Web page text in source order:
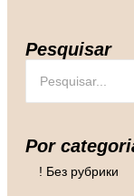
Pesquisar
Por
! Без рубрики